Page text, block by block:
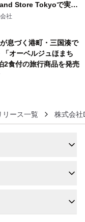
Store Tokyoで実機
念キャンペーンを開
「NTS」の 特別プログ
フィーチャーしたアニ
開～
社
息づく港町・三国湊で
「オーベルジュほまち
食付の旅行商品を発売
リース一覧 株式会社